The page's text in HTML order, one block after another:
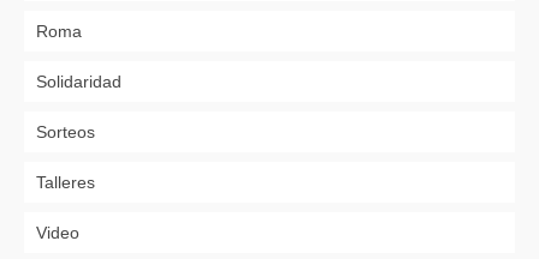
Roma
Solidaridad
Sorteos
Talleres
Video